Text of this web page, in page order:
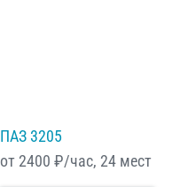
ПАЗ 3205
от 2400 ₽/час, 24 мест